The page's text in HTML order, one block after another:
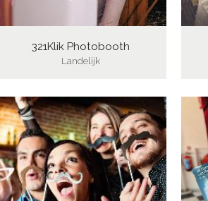
321Klik Photobooth
Landelijk